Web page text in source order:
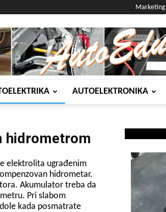
Marketing
AUTOELEKTRONIKA
hidrometrom
elektrolita ugrađenim
hidrometar.
Akumulator treba da
Pri slabom
kada posmatrate